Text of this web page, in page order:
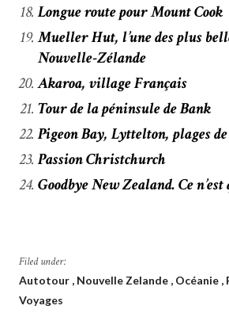
Longue route pour Mount Cook
Mueller Hut, l’une des plus
Nouvelle-Zélande
Akaroa, village Français
Tour de la péninsule de Bank
Pigeon Bay, Lyttelton, plages
Passion Christchurch
Goodbye New Zealand. Ce
Filed under:
Autotour Nouvelle Zelande Océanie
Voyages